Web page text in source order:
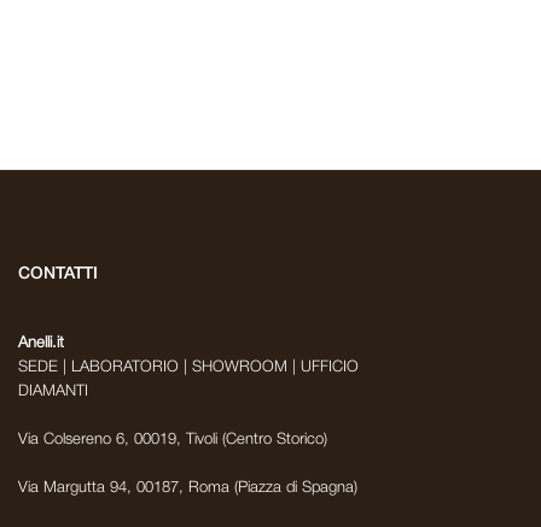
CONTATTI
Anelli.it
SEDE | LABORATORIO | SHOWROOM | UFFICIO
DIAMANTI
Via Colsereno 6, 00019, Tivoli (Centro Storico)
Via Margutta 94, 00187, Roma (Piazza di Spagna)